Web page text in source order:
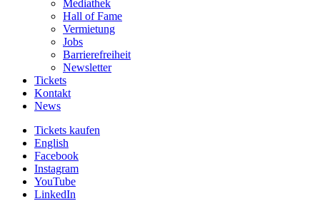
Mediathek
Hall of Fame
Vermietung
Jobs
Barrierefreiheit
Newsletter
Tickets
Kontakt
News
Tickets kaufen
English
Facebook
Instagram
YouTube
LinkedIn